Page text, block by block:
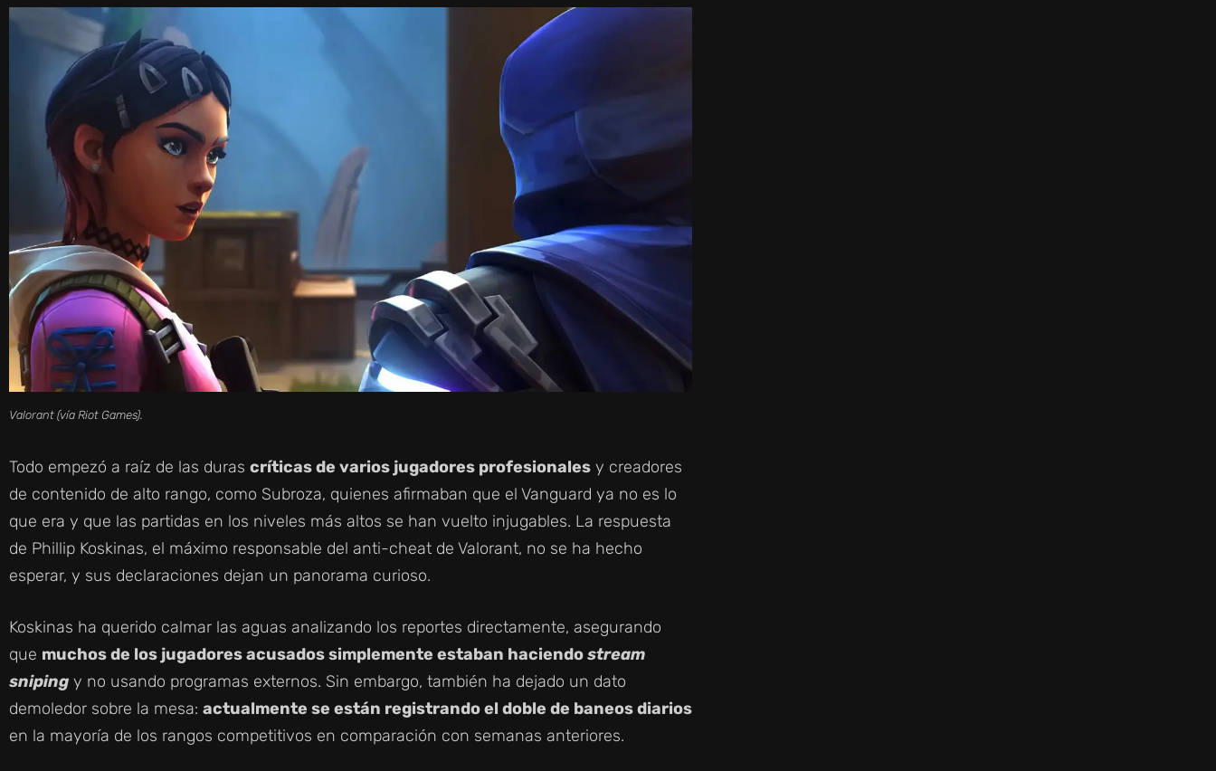
Valorant (vía Riot Games).
Todo empezó a raíz de las duras críticas de varios jugadores profesionales y creadores
de contenido de alto rango, como Subroza, quienes afirmaban que el Vanguard ya no es lo
que era y que las partidas en los niveles más altos se han vuelto injugables. La respuesta
de Phillip Koskinas, el máximo responsable del anti-cheat de Valorant, no se ha hecho
esperar, y sus declaraciones dejan un panorama curioso.
Koskinas ha querido calmar las aguas analizando los reportes directamente, asegurando
que muchos de los jugadores acusados simplemente estaban haciendostream
sniping y no usando programas externos. Sin embargo, también ha dejado un dato
demoledor sobre la mesa: actualmente se están registrando el doble de baneos diarios
en la mayoría de los rangos competitivos en comparación con semanas anteriores.